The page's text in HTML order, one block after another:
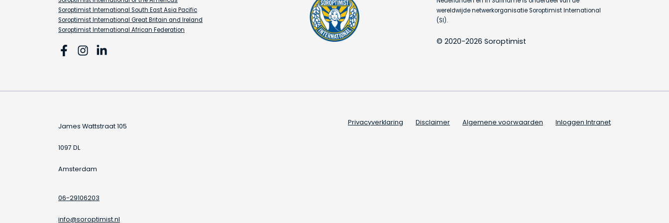
Soroptimist International South East Asia Pacific
Soroptimist International Great Britain and Ireland
Soroptimist International African Federation
wereldwijde netwerkorganisatie Soroptimist International
(SI).
© 2020-2026 Soroptimist
James Wattstraat 105
1097 DL
Amsterdam
06-29106203
info@soroptimist.nl
Privacyverklaring Disclaimer Algemene voorwaarden Inloggen Intranet